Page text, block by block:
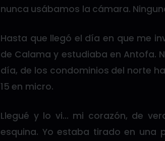
nunca usábamos la cámara.
Hasta que llegó el día en que me
de Calama y estudiaba en Antofa.
día, de los condominios del norte
15 en micro.
Llegué y lo vi… mi corazón, de
esquina. Yo estaba tirado en una